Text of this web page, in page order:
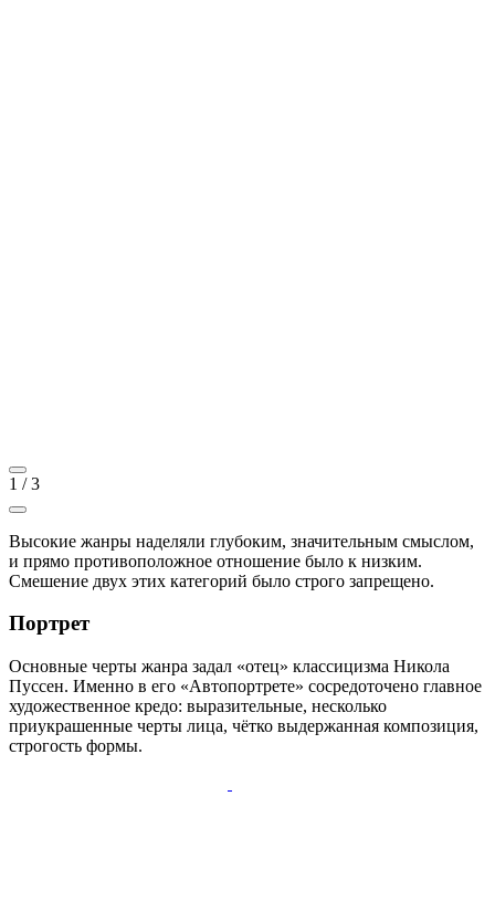
1 /3
Высокие жанры наделяли глубоким, значительным смыслом,
и прямо противоположное отношение было к низким.
Смешение двух этих категорий было строго запрещено.
Портрет
Основные черты жанра задал «отец» классицизма Никола
Пуссен. Именно в его «Автопортрете» сосредоточено главное
художественное кредо: выразительные, несколько
приукрашенные черты лица, чётко выдержанная композиция,
строгость формы.